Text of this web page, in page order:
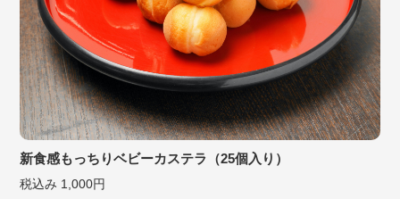
新食感もっちりベビーカステラ（25個入り）
税込み 1,000円